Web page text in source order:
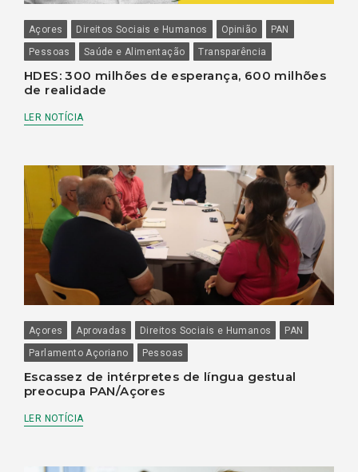
Açores Direitos Sociais e Humanos Opinião
PAN
Pessoas
Saúde e Alimentação Transparência
HDES: 300 milhões de esperança, 600 milhões
de realidade
LER NOTÍCIA
Açores Aprovadas Direitos Sociais e Humanos
PAN
Parlamento Açoriano
Pessoas
Escassez de intérpretes de língua gestual
preocupa PAN/Açores
LER NOTÍCIA